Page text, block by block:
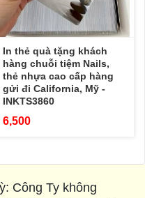
In thẻ quà tặng khách
hàng chuỗi tiệm Nails,
thẻ nhựa cao cấp hàng
gửi đi California, Mỹ -
INKTS3860
6,500
Công Ty không